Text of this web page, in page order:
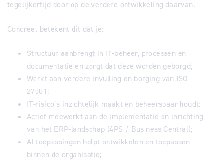
tegelijkertijd door op de verdere ontwikkeling daarvan.
Concreet betekent dit dat je:
Structuur aanbrengt in IT-beheer, processen en
documentatie en zorgt dat deze worden geborgd;
Werkt aan verdere invulling en borging van ISO
27001;
IT-risico’s inzichtelijk maakt en beheersbaar houdt;
Actief meewerkt aan de implementatie en inrichting
van het ERP-landschap (4PS / Business Central);
AI-toepassingen helpt ontwikkelen en toepassen
binnen de organisatie;